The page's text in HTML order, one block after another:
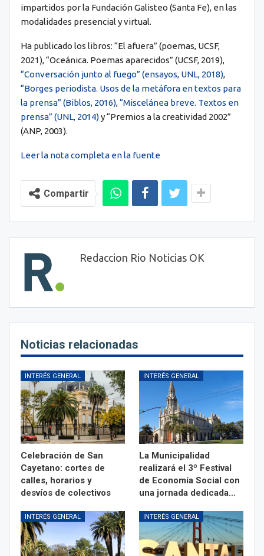
impartidos por la Fundación Galisteo (Santa Fe), en las
modalidades presencial y virtual.
Ha publicado los libros: “El afuera” (poemas, UCSF,
2021), “Oceánica. Poemas aparecidos” (UCSF, 2019),
“Conversación junto al fuego” (ensayos, UNL, 2018),
“Borges periodista. Usos de la metáfora en textos para
la prensa” (Biblos, 2016),“Miscelánea breve. Textos en
prensa” (UNL, 2014)y “Premios a la creatividad 2002”
(ANP, 2003).
Leer la nota completa en la fuente
Compartir
Redaccion Rio Noticias OK
Noticias relacionadas
INTERÉS GENERAL
Celebración de San
Cayetano: cortes de
calles, horarios y
desvíos de colectivos
INTERÉS GENERAL
La Municipalidad
realizará el 3º Festival
de Economía Social con
una jornada dedicada…
INTERÉS GENERAL INTERÉS GENERAL